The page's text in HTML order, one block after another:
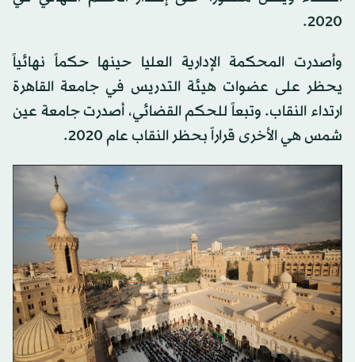
2020.
وأصدرت المحكمة الإدارية العليا حينها حكماً نهائياً
يحظر على عضوات هيئة التدريس في جامعة القاهرة
ارتداء النقاب. وتبعاً للحكم القضائي، أصدرت جامعة عين
شمس هي الأخرى قراراً بحظر النقاب عام 2020.